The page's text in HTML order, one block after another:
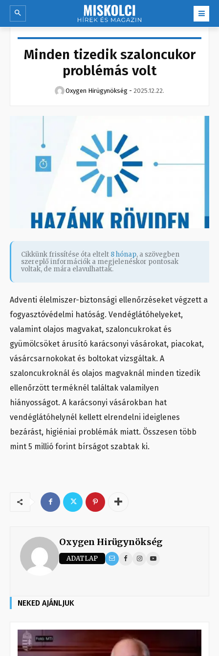
Minden tizedik szaloncukor
problémás volt
Oxygen Hirügynökség - 2025.12.22.
Cikkünk frissítése óta eltelt 8 hónap, a szövegben
szereplő információk a megjelenéskor pontosak
voltak, de mára elavulhattak.
Adventi élelmiszer-biztonsági ellenőrzéseket végzett a
fogyasztóvédelmi hatóság. Vendéglátóhelyeket,
valamint olajos magvakat, szaloncukrokat és
gyümölcsöket árusító karácsonyi vásárokat, piacokat,
vásárcsarnokokat és boltokat vizsgáltak. A
szaloncukroknál és olajos magvaknál minden tizedik
ellenőrzött terméknél találtak valamilyen
hiányosságot. A karácsonyi vásárokban hat
vendéglátóhelynél kellett elrendelni ideiglenes
bezárást, higiéniai problémák miatt. Összesen több
mint 5 millió forint bírságot szabtak ki.
Oxygen Hirügynökség
ADATLAP
NEKED AJÁNLJUK